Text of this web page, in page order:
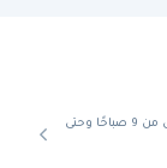
من الأحد إلى الخميس من 9 صباحًا وحتى